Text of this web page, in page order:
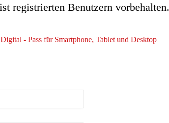
ist registrierten Benutzern vorbehalten.
- Pass für Smartphone, Tablet und Desktop